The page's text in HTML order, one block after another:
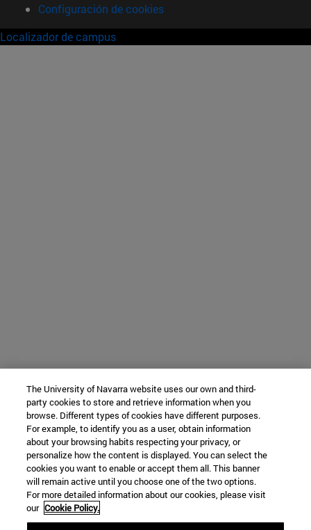
Configuración de cookies
Localizador de campus
The University of Navarra website uses our own and third-
party cookies to store and retrieve information when you
browse. Different types of cookies have different purposes.
For example, to identify you as a user, obtain information
about your browsing habits respecting your privacy, or
personalize how the content is displayed. You can select the
cookies you want to enable or accept them all. This banner
will remain active until you choose one of the two options.
For more detailed information about our cookies, please visit
our Cookie Policy.